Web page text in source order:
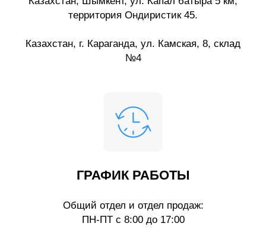
территория Ондиристик 45.
Казахстан, г. Караганда, ул. Камская, 8, склад
№4
ГРАФИК РАБОТЫ
Общий отдел и отдел продаж:
ПН-ПТ с 8:00 до 17:00